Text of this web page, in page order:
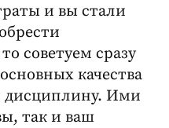
и вы стали
советуем сразу
качества
дисциплину. Ими
так и ваш